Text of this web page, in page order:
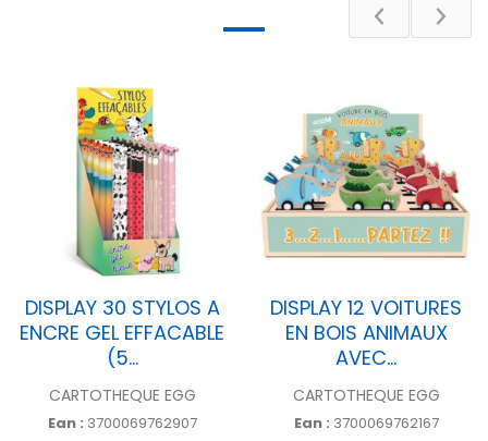
DESCRIPTIF
DISPLAY 30 STYLOS A
ENCRE GEL EFFACABLE
(5...
CARTOTHEQUE EGG
Ean : 3700069762907
DISPLAY 12 VOITURES
EN BOIS ANIMAUX
AVEC...
CARTOTHEQUE EGG
Ean : 3700069762167